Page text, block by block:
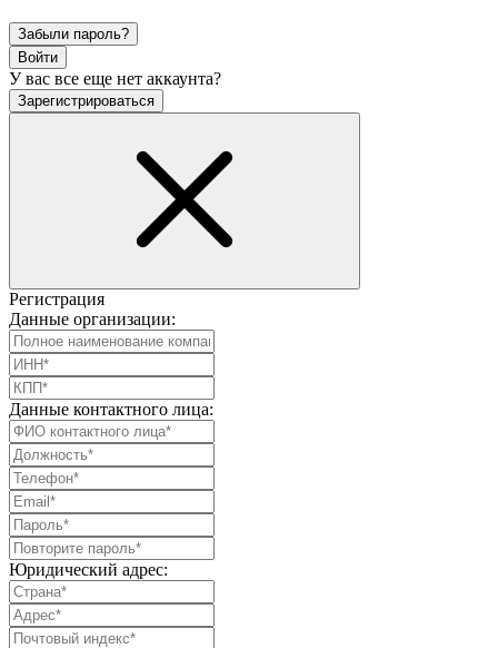
Забыли пароль?
Войти
У вас все еще нет аккаунта?
Зарегистрироваться
Регистрация
Данные организации:
Данные контактного лица:
Юридический адрес: